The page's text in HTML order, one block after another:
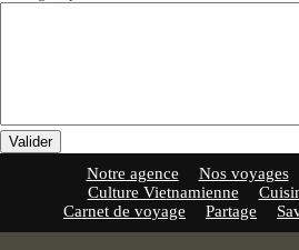
Valider
Notre agence Nos voyages
Culture Vietnamienne
Carnet de voyage
Partage